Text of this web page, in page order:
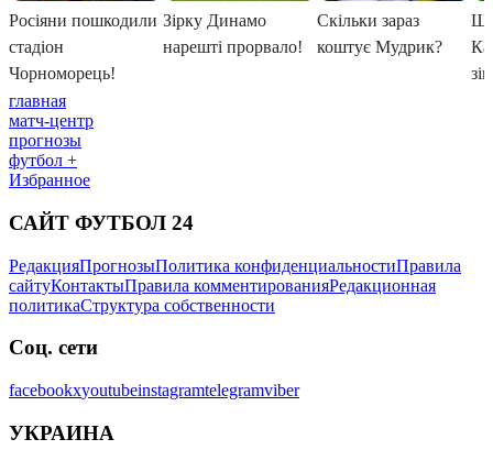
главная
матч-центр
прогнозы
футбол +
Избранное
САЙТ ФУТБОЛ 24
РедакцияПрогнозыПолитика конфиденциальностиПравила
сайтуКонтактыПравила комментированияРедакционная
политикаСтруктура собственности
Соц. сети
facebookxyoutubeinstagramtelegramviber
УКРАИНА